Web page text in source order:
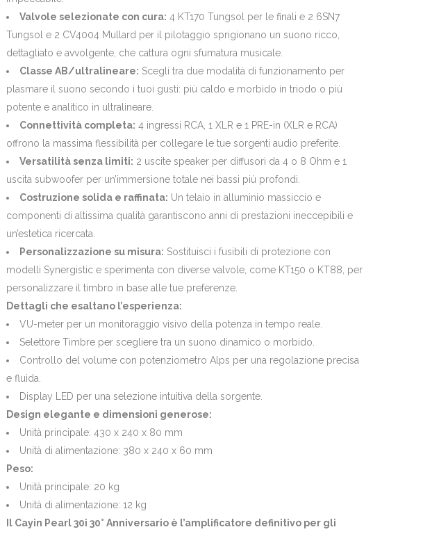
Valvole selezionate con cura: 4 KT170 Tungsol per le finali e 2 6SN7
Tungsol e 2 CV4004 Mullard per il pilotaggio sprigionano un suono ricco,
dettagliato e avvolgente, che cattura ogni sfumatura musicale.
Classe AB/ultralineare: Scegli tra due modalità di funzionamento per
plasmare il suono secondo i tuoi gusti: più caldo e morbido in triodo o più
potente e analitico in ultralineare.
Connettività completa: 4 ingressi RCA, 1 XLR e 1 PRE-in (XLR e RCA)
offrono la massima flessibilità per collegare le tue sorgenti audio preferite.
Versatilità senza limiti: 2 uscite speaker per diffusori da 4 o 8 Ohm e 1
uscita subwoofer per un’immersione totale nei bassi più profondi.
Costruzione solida e raffinata: Un telaio in alluminio massiccio e
componenti di altissima qualità garantiscono anni di prestazioni ineccepibili e
un’estetica ricercata.
Personalizzazione su misura: Sostituisci i fusibili di protezione con
modelli Synergistic e sperimenta con diverse valvole, come KT150 o KT88, per
personalizzare il timbro in base alle tue preferenze.
Dettagli che esaltano l’esperienza:
VU-meter per un monitoraggio visivo della potenza in tempo reale.
Selettore Timbre per scegliere tra un suono dinamico o morbido.
Controllo del volume con potenziometro Alps per una regolazione precisa
e fluida.
Display LED per una selezione intuitiva della sorgente.
Design elegante e dimensioni generose:
Unità principale: 430 x 240 x 80 mm
Unità di alimentazione: 380 x 240 x 60 mm
Peso:
Unità principale: 20 kg
Unità di alimentazione: 12 kg
Il Cayin Pearl 30i 30° Anniversario è l’amplificatore definitivo per gli